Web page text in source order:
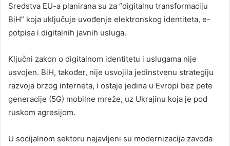
Sredstva EU-a planirana su za “digitalnu transformaciju
BiH” koja uključuje uvođenje elektronskog identiteta, e-
potpisa i digitalnih javnih usluga.
Ključni zakon o digitalnom identitetu i uslugama nije
usvojen. BiH, također, nije usvojila jedinstvenu strategiju
razvoja brzog interneta, i ostaje jedina u Evropi bez pete
generacije (5G) mobilne mreže, uz Ukrajinu koja je pod
ruskom agresijom.
U socijalnom sektoru najavljeni su modernizacija zavoda